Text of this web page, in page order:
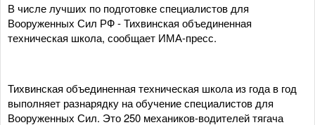
В числе лучших по подготовке специалистов для
Вооруженных Сил РФ - Тихвинская объединенная
техническая школа, сообщает ИМА-пресс.
Тихвинская объединенная техническая школа из года в год
выполняет разнарядку на обучение специалистов для
Вооруженных Сил. Это 250 механиков-водителей тягача